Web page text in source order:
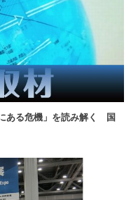
ある危機」を読み解く 国